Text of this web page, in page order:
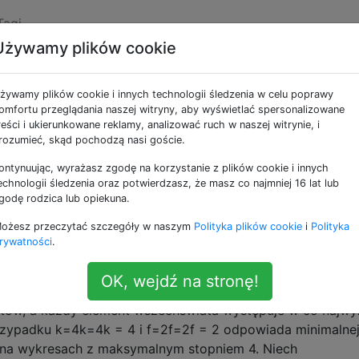
jako set-cover
zestawu uderzeń w skończonym
złożoność problemu, który nazywam d-Dimensional
zakresu (tj. Układ zestawu / hipergraph) S = (X, R) mający
liczba całkowita k, czy X zawiera podzbiór wielkości
wersja problemu …
geom set-cover parameterized-complexity vc-dimension
ograniczonej obejmuje: twardość
zestawu z następującymi ograniczeniami: każdy
a każdy element wszechświata występuje w co
k=4k=4k = 4 i f=2f=2f = 2 odpowiada minimalnej
wykresach z maksymalnym stopniem 4. Niech
plików cookie
plików cookie i innych technologii śledzenia w celu poprawy
przeglądania naszej witryny, aby wyświetlać spersonalizowane
i ukierunkowane reklamy, analizować ruch w naszej witrynie, i
skąd pochodzą nasi goście.
wyrażasz zgodę na korzystanie z plików cookie i innych
śledzenia oraz potwierdzasz, że masz co najmniej 16 lat lub
rodzica lub opiekuna.
przeczytać szczegóły w naszym Polityka plików cookie i Polityka
.
OK, wejdź na stronę!